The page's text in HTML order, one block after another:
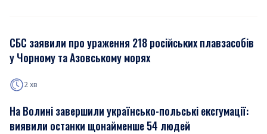
СБС заявили про ураження 218 російських плавзасобів
у Чорному та Азовському морях
2 хв
На Волині завершили українсько-польські ексгумації:
виявили останки щонайменше 54 людей